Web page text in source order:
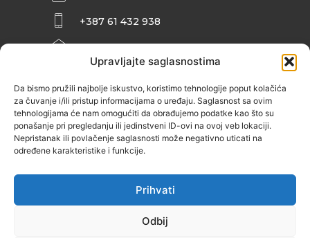
Upravljajte saglasnostima
Da bismo pružili najbolje iskustvo, koristimo tehnologije poput kolačića
za čuvanje i/ili pristup informacijama o uređaju. Saglasnost sa ovim
tehnologijama će nam omogućiti da obrađujemo podatke kao što su
ponašanje pri pregledanju ili jedinstveni ID-ovi na ovoj veb lokaciji.
Nepristanak ili povlačenje saglasnosti može negativno uticati na
određene karakteristike i funkcije.
Prihvati
Odbij
+387 61 432 938
INFO@ZENIT.BA
ZENIČANKA, 3. SPRAT), 72000 ZENICA